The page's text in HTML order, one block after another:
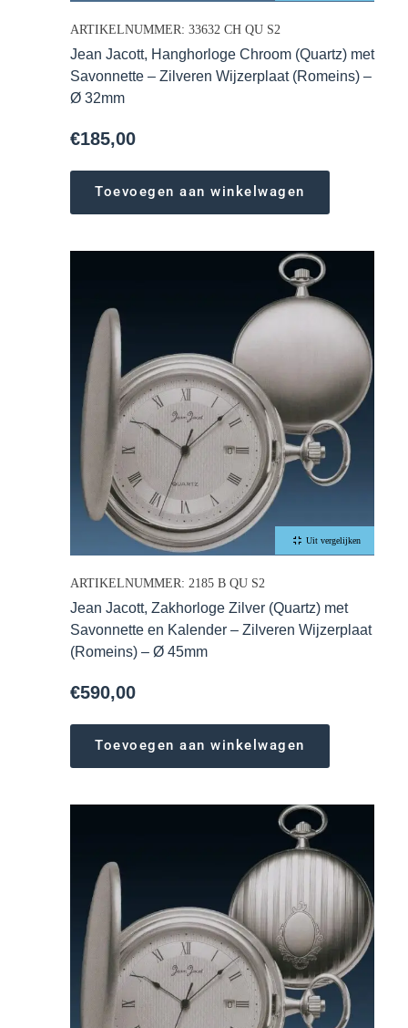
ARTIKELNUMMER: 33632 CH QU S2
Jean Jacott, Hanghorloge Chroom (Quartz) met
Savonnette – Zilveren Wijzerplaat (Romeins) –
Ø 32mm
€185,00
Toevoegen aan winkelwagen
Uit vergelijken
ARTIKELNUMMER: 2185 B QU S2
Jean Jacott, Zakhorloge Zilver (Quartz) met
Savonnette en Kalender – Zilveren Wijzerplaat
(Romeins) – Ø 45mm
€590,00
Toevoegen aan winkelwagen